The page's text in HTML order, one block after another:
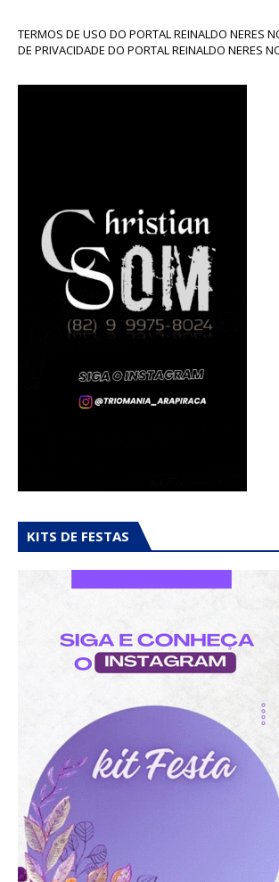
TERMOS DE USO DO PORTAL REINALDO NERES
DE PRIVACIDADE DO PORTAL REINALDO NERES
KITS DE FESTAS